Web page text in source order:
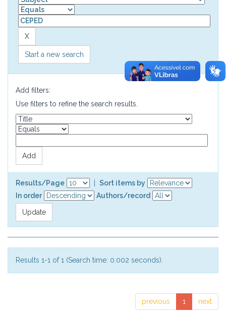
Start a new search
Add filters:
Use filters to refine the search results.
Results/Page
Sort items by
In order
Authors/record
Results 1-1 of 1 (Search time: 0.002 seconds).
previous 1 next